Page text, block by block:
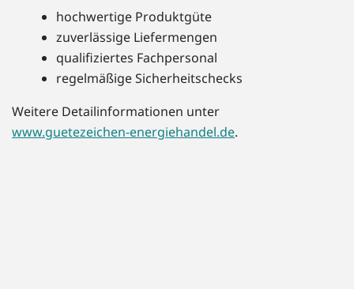
hochwertige Produktgüte
zuverlässige Liefermengen
qualifiziertes Fachpersonal
regelmäßige Sicherheitschecks
Weitere Detailinformationen unter
www.guetezeichen-energiehandel.de.